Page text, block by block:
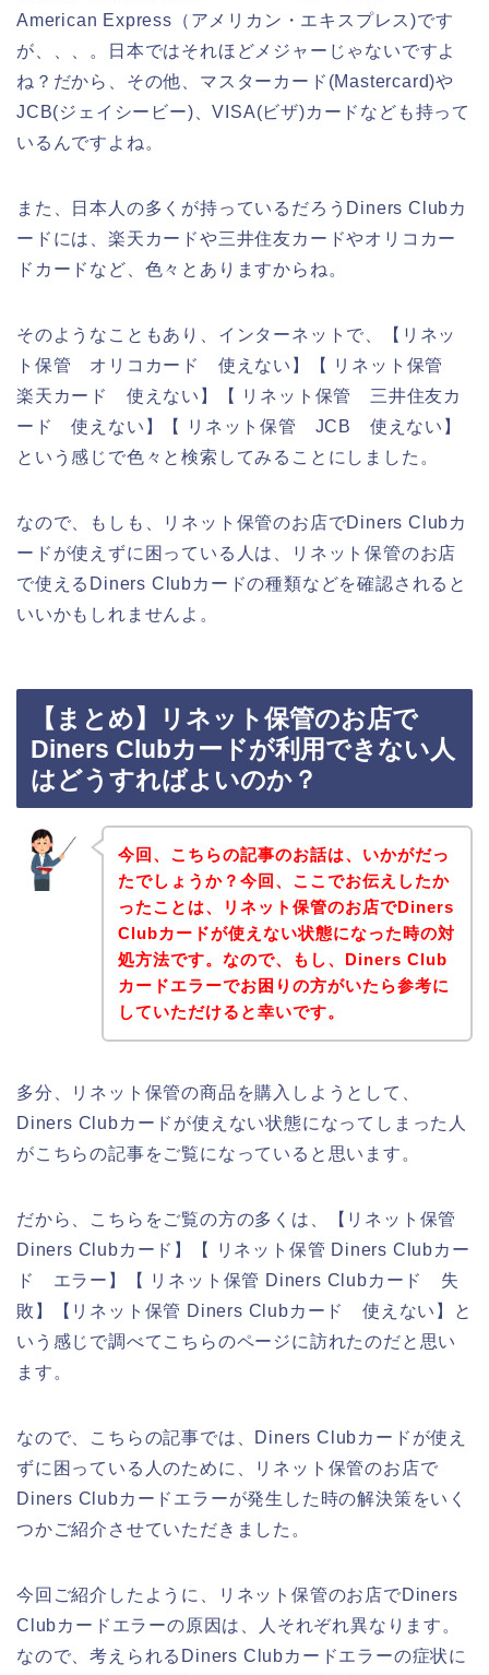
American Express（アメリカン・エキスプレス)です
が、、、。日本ではそれほどメジャーじゃないですよ
ね？だから、その他、マスターカード(Mastercard)や
JCB(ジェイシービー)、VISA(ビザ)カードなども持って
いるんですよね。
また、日本人の多くが持っているだろうDiners Clubカ
ードには、楽天カードや三井住友カードやオリコカー
ドカードなど、色々とありますからね。
そのようなこともあり、インターネットで、【リネッ
ト保管 オリコカード 使えない】【 リネット保管
楽天カード 使えない】【 リネット保管 三井住友カ
ード 使えない】【 リネット保管 JCB 使えない】
という感じで色々と検索してみることにしました。
なので、もしも、リネット保管のお店でDiners Clubカ
ードが使えずに困っている人は、リネット保管のお店
で使えるDiners Clubカードの種類などを確認されると
いいかもしれませんよ。
【まとめ】リネット保管のお店で
Diners Clubカードが利用できない人
はどうすればよいのか？
今回、こちらの記事のお話は、いかがだっ
たでしょうか？今回、ここでお伝えしたか
ったことは、リネット保管のお店でDiners
Clubカードが使えない状態になった時の対
処方法です。なので、もし、Diners Club
カードエラーでお困りの方がいたら参考に
していただけると幸いです。
多分、リネット保管の商品を購入しようとして、
Diners Clubカードが使えない状態になってしまった人
がこちらの記事をご覧になっていると思います。
だから、こちらをご覧の方の多くは、【リネット保管
Diners Clubカード】【 リネット保管 Diners Clubカー
ド エラー】【 リネット保管 Diners Clubカード 失
敗】【リネット保管 Diners Clubカード 使えない】と
いう感じで調べてこちらのページに訪れたのだと思い
ます。
なので、こちらの記事では、Diners Clubカードが使え
ずに困っている人のために、リネット保管のお店で
Diners Clubカードエラーが発生した時の解決策をいく
つかご紹介させていただきました。
今回ご紹介したように、リネット保管のお店でDiners
Clubカードエラーの原因は、人それぞれ異なります。
なので、考えられるDiners Clubカードエラーの症状に